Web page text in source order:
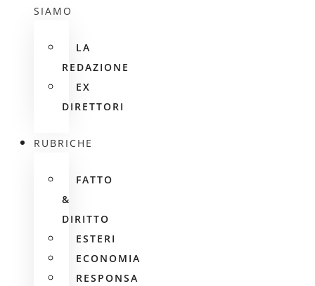
SIAMO
LA
REDAZIONE
EX
DIRETTORI
RUBRICHE
FATTO
&
DIRITTO
ESTERI
ECONOMIA
RESPONSA